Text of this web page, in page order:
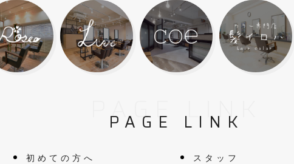
PAGE LINK
PAGE LINK
初めての方へ スタッフ